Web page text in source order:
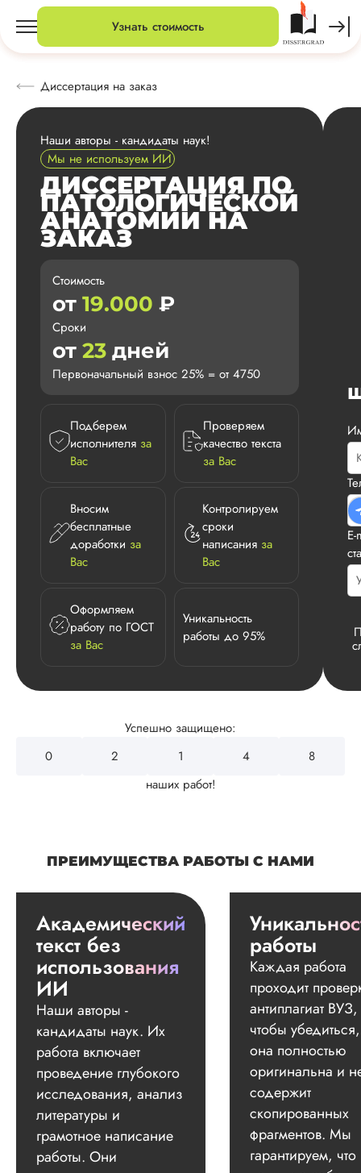
Узнать стоимость
Диссертация на заказ
Наши авторы - кандидаты наук!
Мы не используем ИИ
ДИССЕРТАЦИЯ ПО
ПАТОЛОГИЧЕСКОЙ
АНАТОМИИ НА
ЗАКАЗ
Стоимость
от 19.000 ₽
Сроки
от 23 дней
Первоначальный взнос 25% = от 4750
Подберем
исполнителя за
Вас
Проверяем
качество текста
за Вас
Вносим
бесплатные
доработки за
Вас
Контролируем
сроки
написания за
Вас
Оформляем
работу по ГОСТ
за Вас
Уникальность
работы до 95%
Успешно защищено:
2
3
4
2
0
наших работ!
ПРЕИМУЩЕСТВА РАБОТЫ С НАМИ
Академический
текст без
использования
ИИ
Наши авторы -
кандидаты наук. Их
работа включает
проведение глубокого
исследования, анализ
литературы и
грамотное написание
работы. Они
работы
Каждая работа
проходит
антиплагиат ВУЗ,
чтобы
она полностью
оригинальна и
содержит
скопированных
фрагментов. Мы
гарантируем,